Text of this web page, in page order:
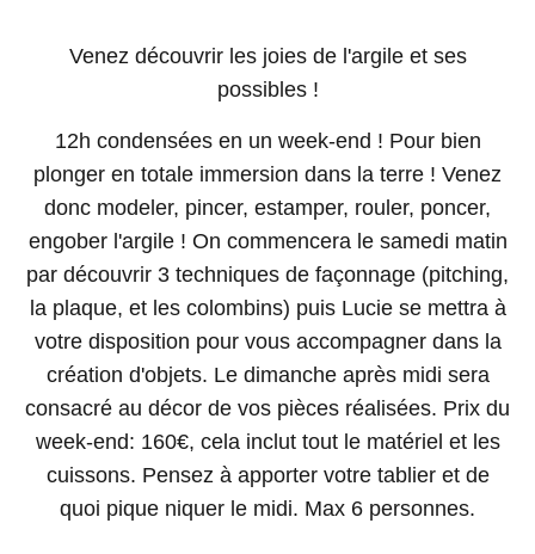
Venez découvrir les joies de l'argile et ses
possibles !
12h condensées en un week-end ! Pour bien
plonger en totale immersion dans la terre ! Venez
donc modeler, pincer, estamper, rouler, poncer,
engober l'argile ! On commencera le samedi matin
par découvrir 3 techniques de façonnage (pitching,
la plaque, et les colombins) puis Lucie se mettra à
votre disposition pour vous accompagner dans la
création d'objets. Le dimanche après midi sera
consacré au décor de vos pièces réalisées. Prix du
week-end: 160€, cela inclut tout le matériel et les
cuissons. Pensez à apporter votre tablier et de
quoi pique niquer le midi. Max 6 personnes.